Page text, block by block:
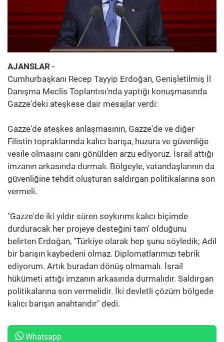
AJANSLAR -
Cumhurbaşkanı Recep Tayyip Erdoğan, Genişletilmiş İl
Danışma Meclis Toplantısı'nda yaptığı konuşmasında
Gazze'deki ateşkese dair mesajlar verdi:
Gazze'de ateşkes anlaşmasının, Gazze'de ve diğer
Filistin topraklarında kalıcı barışa, huzura ve güvenliğe
vesile olmasını canı gönülden arzu ediyoruz. İsrail attığı
imzanın arkasında durmalı. Bölgeyle, vatandaşlarının da
güvenliğine tehdit oluşturan saldırgan politikalarına son
vermeli.
"Gazze'de iki yıldır süren soykırımı kalıcı biçimde
durduracak her projeye desteğini tam' olduğunu
belirten Erdoğan, "Türkiye olarak hep şunu söyledik; Adil
bir barışın kaybedeni olmaz. Diplomatlarımızı tebrik
ediyorum. Artık buradan dönüş olmamalı. İsrail
hükümeti attığı imzanın arkasında durmalıdır. Saldırgan
politikalarına son vermelidir. İki devletli çözüm bölgede
kalıcı barışın anahtarıdır" dedi.
Whatsapp